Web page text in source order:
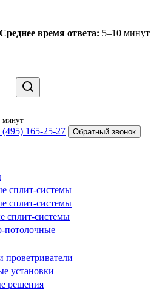
Среднее время ответа: 5–10 минут
минут
(495) 165-25-27 Обратный звонок
сплит-системы
сплит-системы
сплит-системы
потолочные
проветриватели
установки
решения